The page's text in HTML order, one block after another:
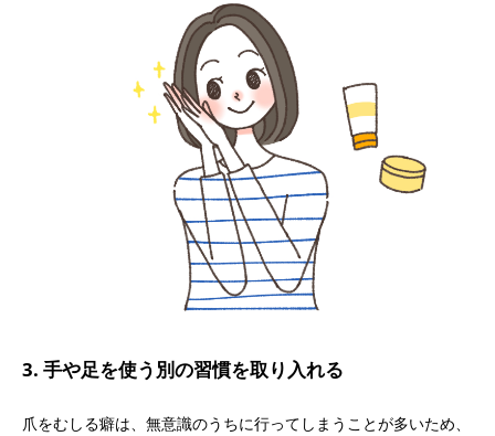
3. 手や足を使う別の習慣を取り入れる
爪をむしる癖は、無意識のうちに行ってしまうことが多いため、